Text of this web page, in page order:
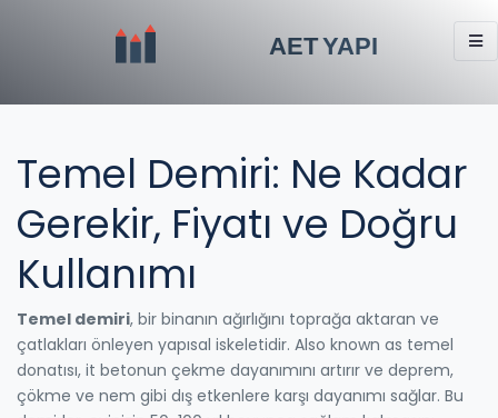
Temel Demiri: Ne Kadar
Gerekir, Fiyatı ve Doğru
Kullanımı
Temel demiri, bir binanın ağırlığını toprağa aktaran ve
çatlakları önleyen yapısal iskeletidir. Also known as temel
donatısı, it betonun çekme dayanımını artırır ve deprem,
çökme ve nem gibi dış etkenlere karşı dayanımı sağlar. Bu